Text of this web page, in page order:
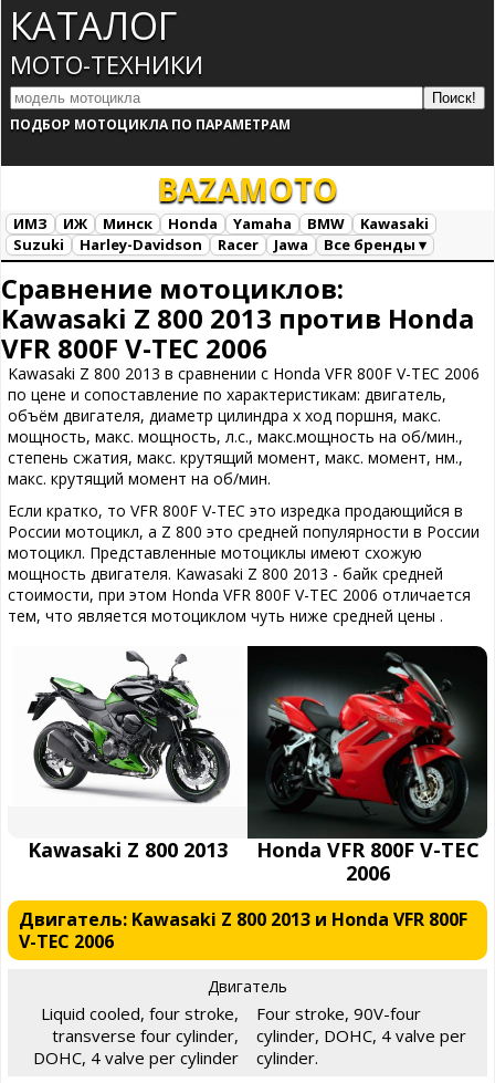
КАТАЛОГ
МОТО-ТЕХНИКИ
ПОДБОР МОТОЦИКЛА ПО ПАРАМЕТРАМ
BAZAMOTO
ИМЗ ИЖ Минск Honda Yamaha BMW
Kawasaki
Suzuki
Harley-Davidson Racer Jawa
Все бренды ▾
Сравнение мотоциклов:
Kawasaki Z 800 2013 против Honda
VFR 800F V-TEC 2006
Kawasaki Z 800 2013 в сравнении с Honda VFR 800F V-TEC 2006
по цене и сопоставление по характеристикам: двигатель,
объём двигателя, диаметр цилиндра х ход поршня, макс.
мощность, макс. мощность, л.с., макс.мощность на об/мин.,
степень сжатия, макс. крутящий момент, макс. момент, нм.,
макс. крутящий момент на об/мин.
Если кратко, то VFR 800F V-TEC это изредка продающийся в
России мотоцикл, а Z 800 это средней популярности в России
мотоцикл. Представленные мотоциклы имеют схожую
мощность двигателя. Kawasaki Z 800 2013 - байк средней
стоимости, при этом Honda VFR 800F V-TEC 2006 отличается
тем, что является мотоциклом чуть ниже средней цены .
Kawasaki Z 800 2013
Honda VFR 800F V-TEC
2006
Двигатель: Kawasaki Z 800 2013 и Honda VFR 800F
V-TEC 2006
Двигатель
Liquid cooled, four stroke,
transverse four cylinder,
DOHC, 4 valve per cylinder
Four stroke, 90V-four
cylinder, DOHC, 4 valve per
cylinder.